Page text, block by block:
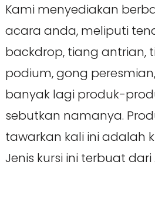
Kami menyediakan
acara anda, meliputi
backdrop, tiang antrian,
podium, gong
banyak lagi produk-
sebutkan namanya.
tawarkan kali ini adalah
Jenis kursi ini terbuat dari